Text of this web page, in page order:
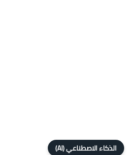
الذكاء الاصطناعي (AI)